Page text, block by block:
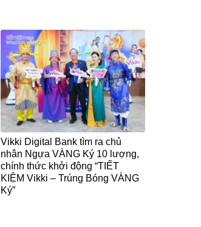
Vikki Digital Bank tìm ra chủ
nhân Ngựa VÀNG Ký 10 lượng,
chính thức khởi động “TIẾT
KIỆM Vikki – Trúng Bóng VÀNG
Ký”